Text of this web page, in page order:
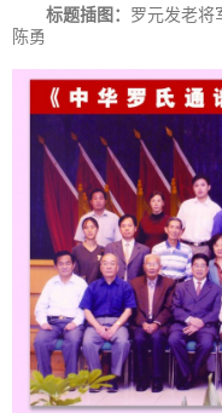
标题插图： 罗元发老
陈勇